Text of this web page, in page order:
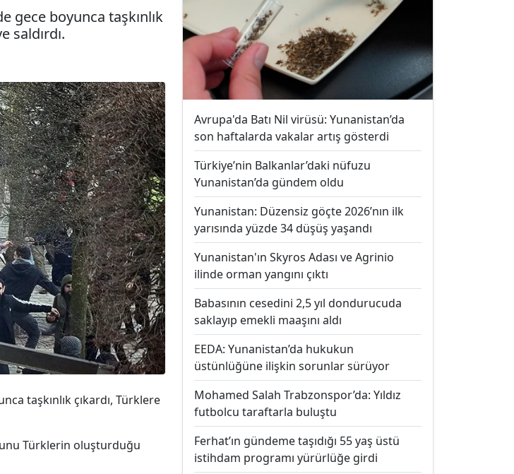
gece boyunca taşkınlık
saldırdı.
taşkınlık çıkardı, Türklere
Türklerin oluşturduğu
Avrupa'da Batı Nil virüsü: Yunanistan’da
son haftalarda vakalar artış gösterdi
Türkiye’nin Balkanlar’daki nüfuzu
Yunanistan’da gündem oldu
Yunanistan: Düzensiz göçte 2026’nın ilk
yarısında yüzde 34 düşüş yaşandı
Yunanistan'ın Skyros Adası ve Agrinio
ilinde orman yangını çıktı
Babasının cesedini 2,5 yıl dondurucuda
saklayıp emekli maaşını aldı
EEDA: Yunanistan’da hukukun
üstünlüğüne ilişkin sorunlar sürüyor
Mohamed Salah Trabzonspor’da: Yıldız
futbolcu taraftarla buluştu
Ferhat’ın gündeme taşıdığı 55 yaş üstü
istihdam programı yürürlüğe girdi